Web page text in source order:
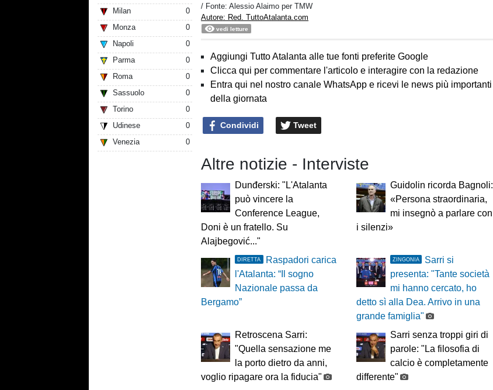
Milan
0
Monza
0
Napoli
0
Parma
0
Roma
0
Sassuolo
0
Torino
0
Udinese
0
Venezia
0
/ Fonte: Alessio Alaimo per TMW
Autore: Red. TuttoAtalanta.com
vedi letture
Aggiungi Tutto Atalanta alle tue fonti preferite Google
Clicca qui per commentare l'articolo e interagire con la redazione
Entra qui nel nostro canale WhatsApp e ricevi le news più importanti
della giornata
Condividi Tweet
Altre notizie - Interviste
Dunđerski: "L'Atalanta
può vincere la
Conference League,
Doni è un fratello. Su
Alajbegović..."
Guidolin ricorda Bagnoli:
«Persona straordinaria,
mi insegnò a parlare con
i silenzi»
DIRETTA
Raspadori carica
l'Atalanta: “Il sogno
Nazionale passa da
Bergamo”
ZINGONIA
Sarri si
presenta: "Tante società
mi hanno cercato, ho
detto sì alla Dea. Arrivo in una
grande famiglia"
Retroscena Sarri:
"Quella sensazione me
la porto dietro da anni,
voglio ripagare ora la fiducia"
Sarri senza troppi giri di
parole: "La filosofia di
calcio è completamente
differente"